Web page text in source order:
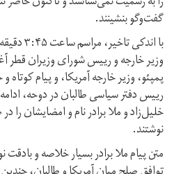
گفت‌وگو بنشینند.
با
وزیر خارجه و رییس شورای وزیران
پمپئو، وزیر خارجه‌ آمریکا، و پیام کوتاه
رییس دفتر سیاسی طالبان در دوحه،
خلیل‌زاد و ملا برادر نام و امضایشان
نوشتند.
متن پیام ملا‌ برادر بسیار خلاصه و بادقت